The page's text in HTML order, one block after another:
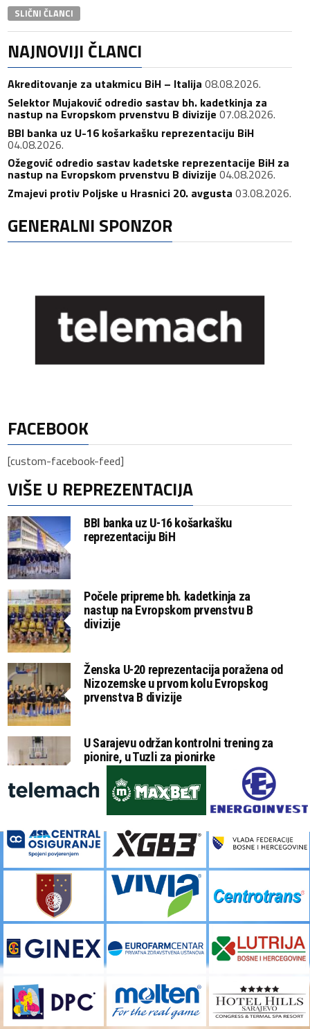
SLIČNI ČLANCI
NAJNOVIJI ČLANCI
Akreditovanje za utakmicu BiH – Italija 08.08.2026.
Selektor Mujaković odredio sastav bh. kadetkinja za
nastup na Evropskom prvenstvu B divizije 07.08.2026.
BBI banka uz U-16 košarkašku reprezentaciju BiH
04.08.2026.
Ožegović odredio sastav kadetske reprezentacije BiH za
nastup na Evropskom prvenstvu B divizije 04.08.2026.
Zmajevi protiv Poljske u Hrasnici 20. avgusta 03.08.2026.
GENERALNI SPONZOR
FACEBOOK
[custom-facebook-feed]
VIŠE U REPREZENTACIJA
BBI banka uz U-16 košarkašku
reprezentaciju BiH
Počele pripreme bh. kadetkinja za
nastup na Evropskom prvenstvu B
divizije
Ženska U-20 reprezentacija poražena od
Nizozemske u prvom kolu Evropskog
prvenstva B divizije
U Sarajevu održan kontrolni trening za
pionire, u Tuzli za pionirke